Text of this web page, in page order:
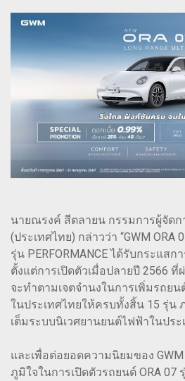
นายณรงค์ สีตลายน กรรมการผู้จัดก
(ประเทศไทย) กล่าวว่า “GWM ORA
รุ่น PERFORMANCE ได้รับกระแส
ตั้งแต่การเปิดตัวเมื่อปลายปี 2566 ที่
จะทำตามเจตจำนงในการเพิ่มรถย
ในประเทศไทยให้ครบทั้งสิ้น 15 รุ่น
เต็มระบบนิเวศยานยนต์ไฟฟ้าในประ
และเพื่อต่อยอดความนิยมของ
ภูมิใจในการเปิดตัวรถยนต์ ORA 07 รุ่